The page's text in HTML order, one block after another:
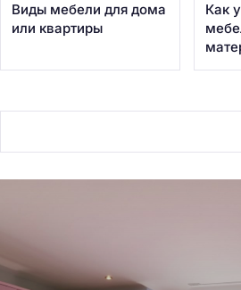
Виды мебели для дома
или квартиры
Как